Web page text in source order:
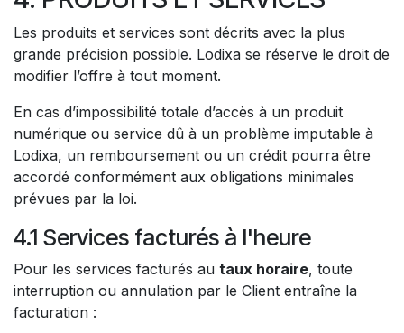
Les produits et services sont décrits avec la plus
grande précision possible. Lodixa se réserve le droit de
modifier l’offre à tout moment.
En cas d’impossibilité totale d’accès à un produit
numérique ou service dû à un problème imputable à
Lodixa, un remboursement ou un crédit pourra être
accordé conformément aux obligations minimales
prévues par la loi.
4.1 Services facturés à l'heure
Pour les services facturés au taux horaire, toute
interruption ou annulation par le Client entraîne la
facturation :